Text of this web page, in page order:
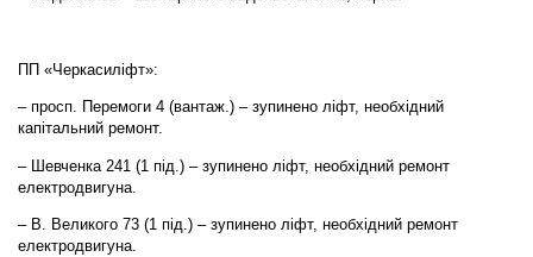
ПП «Черкасиліфт»:
– просп. Перемоги 4 (вантаж.) – зупинено ліфт, необхідний
капітальний ремонт.
– Шевченка 241 (1 під.) – зупинено ліфт, необхідний ремонт
електродвигуна.
– В. Великого 73 (1 під.) – зупинено ліфт, необхідний ремонт
електродвигуна.